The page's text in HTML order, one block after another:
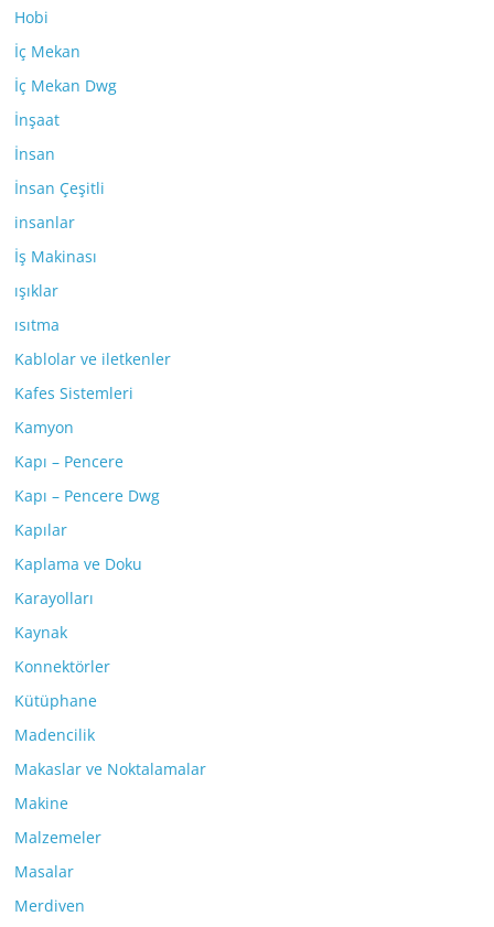
Hobi
İç Mekan
İç Mekan Dwg
İnşaat
İnsan
İnsan Çeşitli
insanlar
İş Makinası
ışıklar
ısıtma
Kablolar ve iletkenler
Kafes Sistemleri
Kamyon
Kapı – Pencere
Kapı – Pencere Dwg
Kapılar
Kaplama ve Doku
Karayolları
Kaynak
Konnektörler
Kütüphane
Madencilik
Makaslar ve Noktalamalar
Makine
Malzemeler
Masalar
Merdiven